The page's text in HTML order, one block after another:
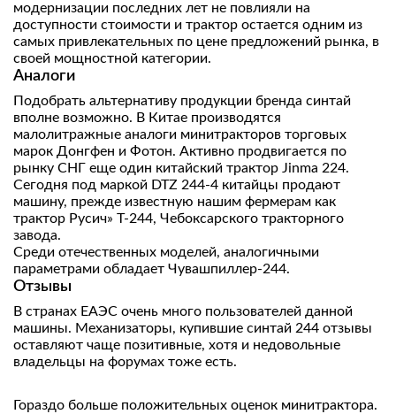
модернизации последних лет не повлияли на
доступности стоимости и трактор остается одним из
самых привлекательных по цене предложений рынка, в
своей мощностной категории.
Аналоги
Подобрать альтернативу продукции бренда синтай
вполне возможно. В Китае производятся
малолитражные аналоги минитракторов торговых
марок Донгфен и Фотон. Активно продвигается по
рынку СНГ еще один китайский трактор Jinma 224.
Сегодня под маркой DTZ 244-4 китайцы продают
машину, прежде известную нашим фермерам как
трактор Русич» Т-244, Чебоксарского тракторного
завода.
Среди отечественных моделей, аналогичными
параметрами обладает Чувашпиллер-244.
Отзывы
В странах ЕАЭС очень много пользователей данной
машины. Механизаторы, купившие синтай 244 отзывы
оставляют чаще позитивные, хотя и недовольные
владельцы на форумах тоже есть.
Гораздо больше положительных оценок минитрактора.